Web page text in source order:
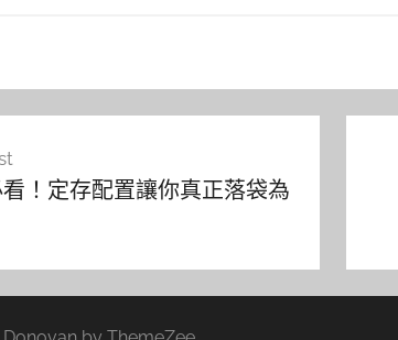
！定存配置讓你真正落袋為